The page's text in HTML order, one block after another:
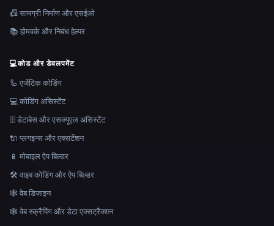
📠 सामग्री निर्माण और एसईओ
📚 होमवर्क और निबंध हेल्पर
💻कोड और डेवलपमेंट
🦾 एजेंटिक कोडिंग
💻 कोडिंग असिस्टेंट
🗄️ डेटाबेस और एसक्यूएल असिस्टेंट
🔌 प्लगइन्स और एक्सटेंशन
📱 मोबाइल ऐप बिल्डर
🛠️ वाइब कोडिंग और ऐप बिल्डर
🕸 वेब डिजाइन
🕸️ वेब स्क्रैपिंग और डेटा एक्सट्रैक्शन